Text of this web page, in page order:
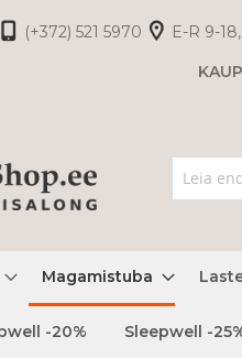
(+372) 521 5970
E-R 9-
Magamistuba
-20% Sleepwell -